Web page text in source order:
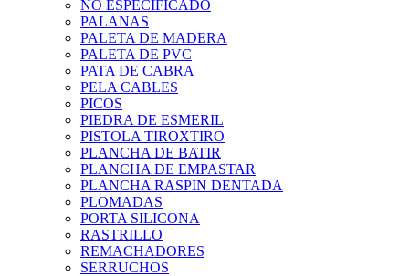
NO ESPECIFICADO
PALANAS
PALETA DE MADERA
PALETA DE PVC
PATA DE CABRA
PELA CABLES
PICOS
PIEDRA DE ESMERIL
PISTOLA TIROXTIRO
PLANCHA DE BATIR
PLANCHA DE EMPASTAR
PLANCHA RASPIN DENTADA
PLOMADAS
PORTA SILICONA
RASTRILLO
REMACHADORES
SERRUCHOS